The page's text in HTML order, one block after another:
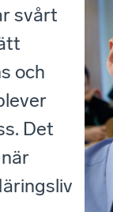
svårt
och
Det